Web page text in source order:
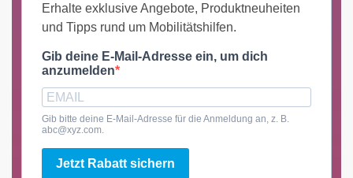
Erhalte exklusive Angebote, Produktneuheiten
und Tipps rund um Mobilitätshilfen.
Gib deine E-Mail-Adresse ein, um dich
anzumelden
Gib bitte deine E-Mail-Adresse für die Anmeldung an, z. B.
abc@xyz.com.
Jetzt Rabatt sichern